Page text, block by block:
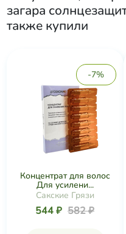
загара
также купили
-7%
Концентрат для волос
Для усилени...
Сакские Грязи
544 ₽ 582 ₽